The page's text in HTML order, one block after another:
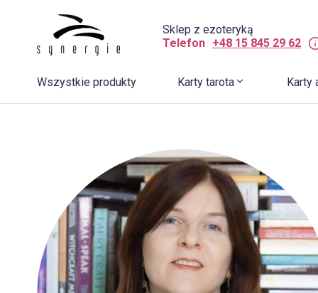
Sklep z ezoteryką
Telefon +48 15 845 29 62
Wszystkie produkty Karty tarota Karty